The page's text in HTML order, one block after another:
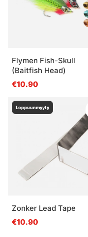
Flymen Fish-Skull
(Baitfish Head)
€10.90
Loppuunmyyty
Zonker Lead Tape
€10.90